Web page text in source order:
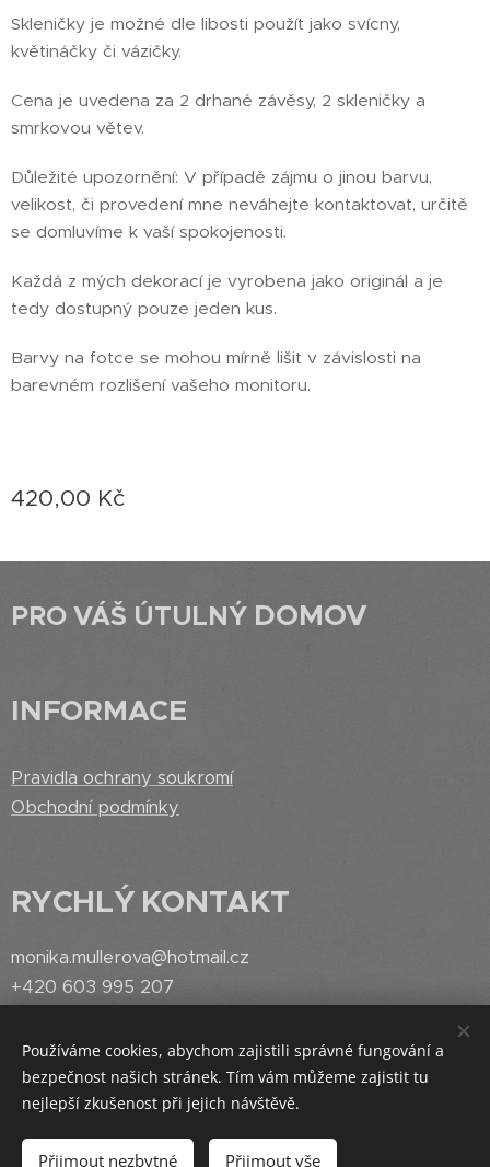
Skleničky je možné dle libosti použít jako svícny,
květináčky či vázičky.
Cena je uvedena za 2 drhané závěsy, 2 skleničky a
smrkovou větev.
Důležité upozornění: V případě zájmu o jinou barvu,
velikost, či provedení mne neváhejte kontaktovat, určitě
se domluvíme k vaší spokojenosti.
Každá z mých dekorací je vyrobena jako originál a je
tedy dostupný pouze jeden kus.
Barvy na fotce se mohou mírně lišit v závislosti na
barevném rozlišení vašeho monitoru.
420,00 Kč
Vyprodáno
PRO VÁŠ ÚTULNÝ DOMOV
INFORMACE
Pravidla ochrany soukromí
Obchodní podmínky
RYCHLÝ KONTAKT
monika.mullerova@hotmail.cz
+420 603 995 207
Vytvořeno službouWebnode Cookies
Používáme cookies, abychom zajistili správné fungování a
bezpečnost našich stránek. Tím vám můžeme zajistit tu
nejlepší zkušenost při jejich návštěvě.
Přijmout nezbytné Přijmout vše